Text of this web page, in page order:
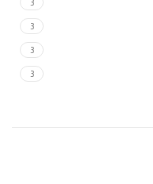
3
3
3